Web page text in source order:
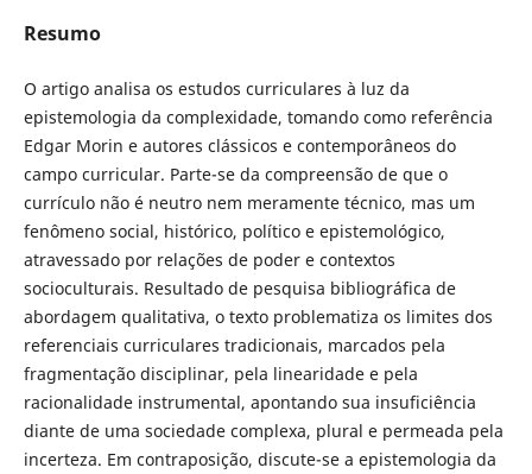
Resumo
O artigo analisa os estudos curriculares à luz da
epistemologia da complexidade, tomando como referência
Edgar Morin e autores clássicos e contemporâneos do
campo curricular. Parte-se da compreensão de que o
currículo não é neutro nem meramente técnico, mas um
fenômeno social, histórico, político e epistemológico,
atravessado por relações de poder e contextos
socioculturais. Resultado de pesquisa bibliográfica de
abordagem qualitativa, o texto problematiza os limites dos
referenciais curriculares tradicionais, marcados pela
fragmentação disciplinar, pela linearidade e pela
racionalidade instrumental, apontando sua insuficiência
diante de uma sociedade complexa, plural e permeada pela
incerteza. Em contraposição, discute-se a epistemologia da